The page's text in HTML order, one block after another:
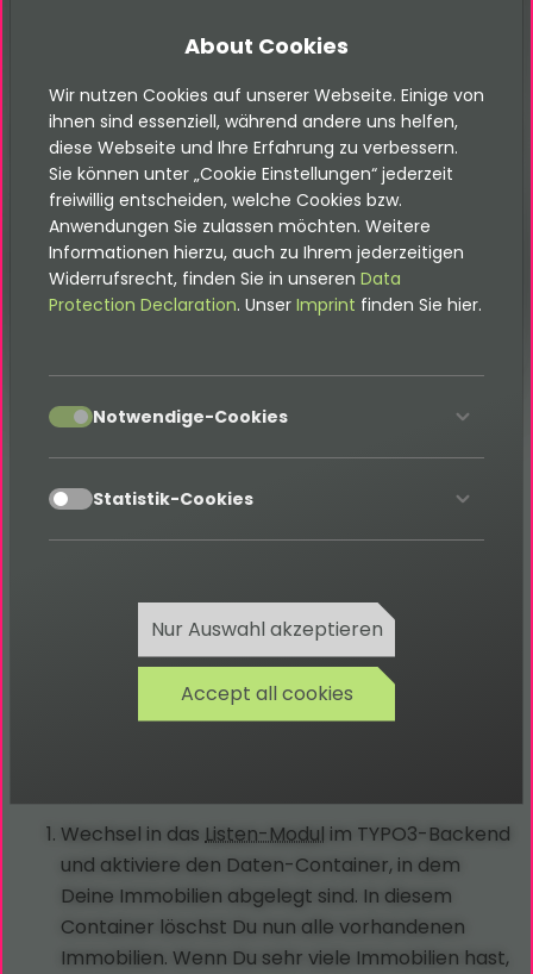
Bitte beachte, dass sich diese
Dokumentation auf die neuste Version
dieser Erweiterung bezieht. Wenn eine
ältere Version eingesetzt wird, kann
diese abweichen. Die jeweils passende
Dokumentation befindet sich im
Dokumentation-Verzeichnis der
Migration zu OpenImmo-Connections
Mit der Version 3.0.0 werden in der OpenImmo-
ErweiterungConnectionseingeführt. Mit Hilfe der
mehreren unterschiedlichen OpenImmo-Software
in einem TYPO3 anzuzeigen.
Wenn Du bereits eine jüngere Version der OpeImmo
im Einsatz hast, musst Du die Schnittstellen-
Wechsel in dasListen-Modul im TYPO3-Backend
und aktiviere den Daten-Container, in dem
Deine Immobilien abgelegt sind. In diesem
Container löschst Du nun alle vorhandenen
Immobilien. Wenn Du sehr viele Immobilien hast,
About Cookies
Wir nutzen Cookies auf unserer Webseite. Einige von
ihnen sind essenziell, während andere uns helfen,
diese Webseite und Ihre Erfahrung zu verbessern.
Sie können unter „Cookie Einstellungen“ jederzeit
freiwillig entscheiden, welche Cookies bzw.
Anwendungen Sie zulassen möchten. Weitere
Informationen hierzu, auch zu Ihrem jederzeitigen
Widerrufsrecht, finden Sie in unseren Data
Protection Declaration. Unser Imprint finden Sie hier.
accept Notwendige-Cookies
accept Statistik-Cookies
Nur Auswahl akzeptieren
Accept all cookies